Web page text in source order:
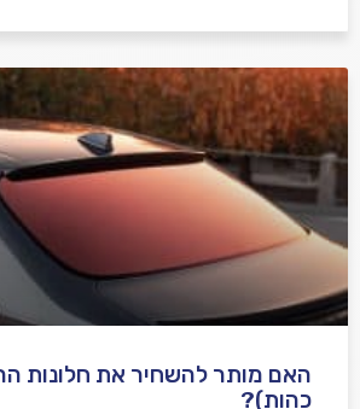
האם מותר להשחיר את חלונות
כהות)?